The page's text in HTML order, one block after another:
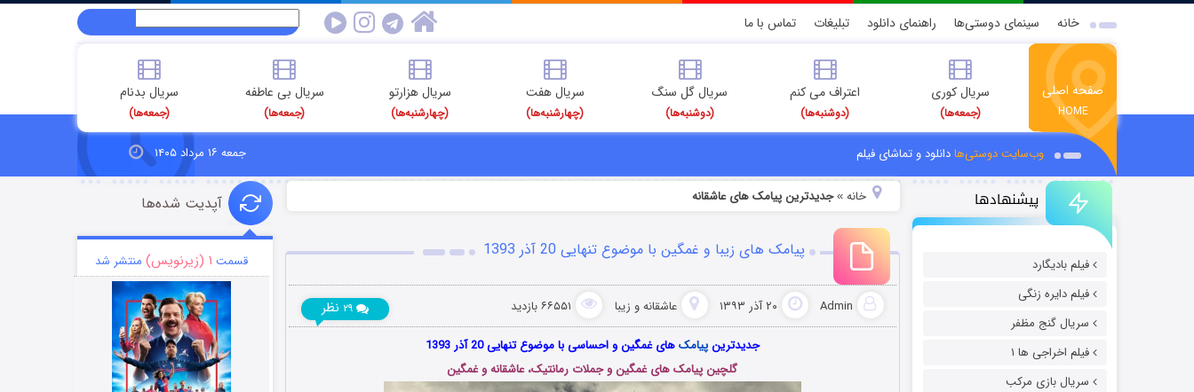
خانه سینمای دوستی‌ها راهنمای دانلود تبلیغات تماس با ما
صفحه اصلی
HOME
سریال کوری
(جمعه‌ها)
اعتراف می کنم
(دوشنبه‌ها)
سریال گل سنگ
(دوشنبه‌ها)
سریال هفت
(چهارشنبه‌ها)
سریال هزارتو
(چهارشنبه‌ها)
سریال بی عاطفه
(جمعه‌ها)
سریال بدنام
(جمعه‌ها)
وب‌سایت دوستی‌هادانلود و تماشای فیلم جمعه ۱۶ مرداد ۱۴۰۵
پیشنهادها
فیلم بادیگارد
فیلم دایره زنگی
سریال گنج مظفر
فیلم اخراجی ها ۱
سریال بازی مرکب
خانه»جدیدترین پیامک های عاشقانه
پیامک های زیبا و غمگین با موضوع تنهایی 20 آذر 1393
Admin ۲۰ آذر ۱۳۹۳ عاشقانه و زیبا ۶۶۵۵۱ بازدید ۲۹ نظر
جدیدترینپیامکهای غمگین و احساسی با موضوع تنهایی 20 آذر 1393
گلچین پیامک های غمگین و جملات رمانتیک، عاشقانه و غمگین
آپدیت شده‌ها
قسمت ۱ (زیرنویس) منتشر شد